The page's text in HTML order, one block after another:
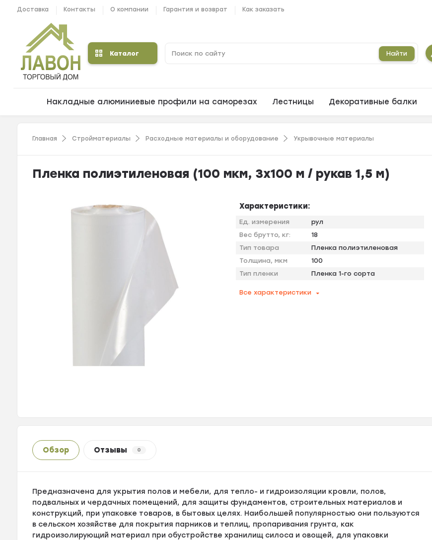
Доставка Контакты О компании Гарантия и возврат Как заказать
Каталог Найти
Накладные алюминиевые профили на саморезах Лестницы Декоративные балки
Главная Стройматериалы Расходные материалы и оборудование Укрывочные материалы
Пленка полиэтиленовая (100 мкм, 3х100 м / рукав 1,5 м)
Характеристики:
Ед. измерения
рул
Вес брутто, кг:
18
Тип товара
Пленка полиэтиленовая
Толщина, мкм
100
Тип пленки
Пленка 1-го сорта
Все характеристики
Обзор Отзывы 0
Предназначена для укрытия полов и мебели, для тепло- и гидроизоляции кровли, полов,
подвальных и чердачных помещений, для защиты фундаментов, строительных материалов и
конструкций, при упаковке товаров, в бытовых целях. Наибольшей популярностью они пользуются
в сельском хозяйстве для покрытия парников и теплиц, пропаривания грунта, как
гидроизолирующий материал при обустройстве хранилищ силоса и овощей, для упаковки